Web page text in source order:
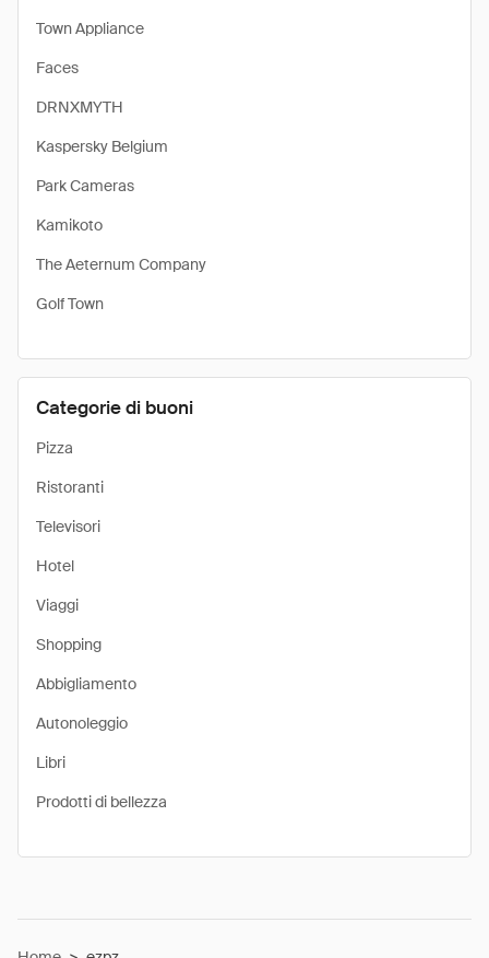
Town Appliance
Faces
DRNXMYTH
Kaspersky Belgium
Park Cameras
Kamikoto
The Aeternum Company
Golf Town
Categorie di buoni
Pizza
Ristoranti
Televisori
Hotel
Viaggi
Shopping
Abbigliamento
Autonoleggio
Libri
Prodotti di bellezza